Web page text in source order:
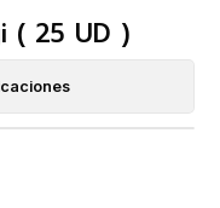
( 25 UD )